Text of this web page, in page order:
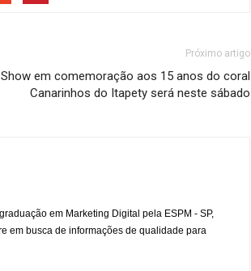
Próximo artigo
Show em comemoração aos 15 anos do coral
Canarinhos do Itapety será neste sábado
em Marketing Digital pela ESPM - SP,
em busca de informações de qualidade para